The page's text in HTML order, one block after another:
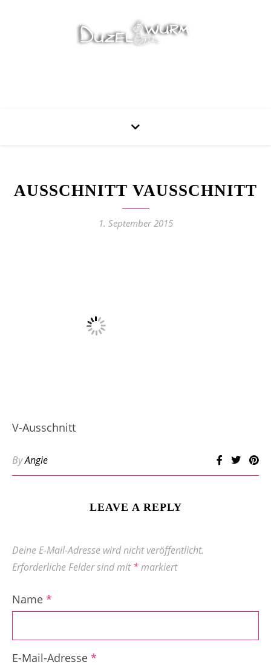
AUSSCHNITT VAUSSCHNITT
1. September 2015
V-Ausschnitt
ByAngie
LEAVE A REPLY
Deine E-Mail-Adresse wird nicht veröffentlicht.
Erforderliche Felder sind mit*markiert
Name *
E-Mail-Adresse *